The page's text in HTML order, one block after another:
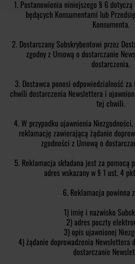
1. Postanowienia niniejszego § 6 dotyczą
będących Konsumentami lub
Konsumenta.
2. Dostarczany Subskrybentowi przez
zgodny z Umową o dostarczanie
dostarczenia.
3. Dostawca ponosi odpowiedzialność
chwili dostarczenia Newslettera i
tej chwili.
4. W przypadku ujawnienia
reklamację zawierającą żądanie
zgodności z Umową o
5. Reklamacja składana jest za pomocą
adres wskazany w § 1 ust. 4
6. Reklamacja powinna
1) imię i nazwisko
2) adres poczty
3) opis ujawnionej
4) żądanie doprowadzenia Newslettera
dostarczanie